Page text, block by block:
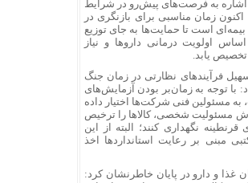
اشاره به فرصت‌های پیش‌رو در شرایط
زمان مناسبی برای بازنگری در
است تا حمایت‌ها به‌ جای توزیع
اولویت درمانی داروها و نیاز
یابد.
فرآیندهای نظارتی در زمان جنگ
با توجه به زمان‌بر بودن آزمایش‌های
به مسئولین فنی شرکت‌ها اختیار داده
مسئولیت شخصی، کالاها را ترخیص
قرنطینه نگهداری کنند؛ البته از این
مبنی بر رعایت استانداردها اخذ
غذا و دارو در پایان خاطرنشان کرد: